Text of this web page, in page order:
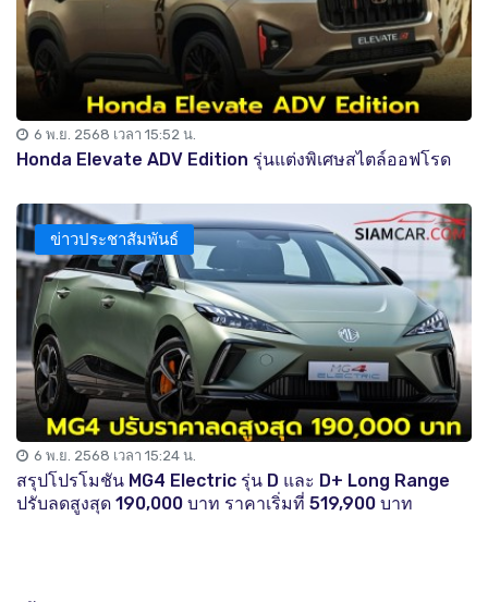
6 พ.ย. 2568 เวลา 15:52 น.
Honda Elevate ADV Edition รุ่นแต่งพิเศษสไตล์ออฟโรด
ข่าวประชาสัมพันธ์
6 พ.ย. 2568 เวลา 15:24 น.
สรุปโปรโมชัน MG4 Electric รุ่น D และ D+ Long Range
ปรับลดสูงสุด 190,000 บาท ราคาเริ่มที่ 519,900 บาท